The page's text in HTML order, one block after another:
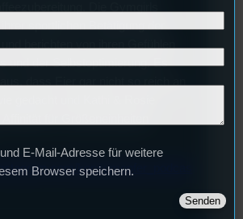
sportlichen Betätigung der
und der Selbstoptimierung. Es
gedacht und Kathi & Rosie
konsumopfer_podcas
E-Mail-Adresse für weitere
Browser speichern.